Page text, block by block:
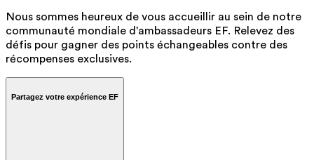
Nous sommes heureux de vous accueillir au sein de notre
communauté mondiale d'ambassadeurs EF. Relevez des
défis pour gagner des points échangeables contre des
récompenses exclusives.
Partagez votre expérience EF